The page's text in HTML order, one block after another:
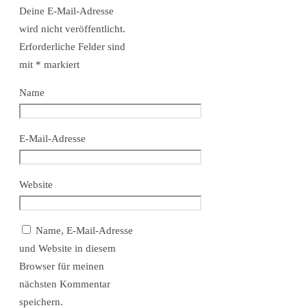
Deine E-Mail-Adresse
wird nicht veröffentlicht.
Erforderliche Felder sind
mit * markiert
Name
E-Mail-Adresse
Website
Name, E-Mail-Adresse
und Website in diesem
Browser für meinen
nächsten Kommentar
speichern.